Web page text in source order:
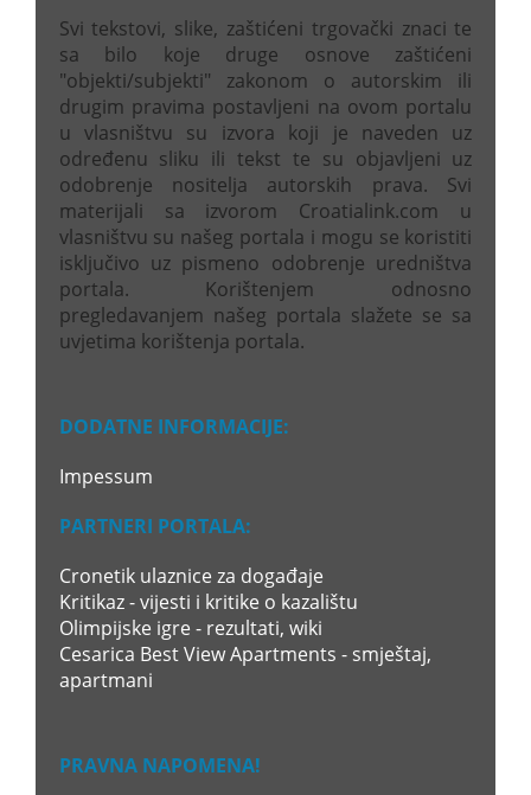
Svi tekstovi, slike, zaštićeni trgovački znaci te
sa bilo koje druge osnove zaštićeni
"objekti/subjekti" zakonom o autorskim ili
drugim pravima postavljeni na ovom portalu
u vlasništvu su izvora koji je naveden uz
određenu sliku ili tekst te su objavljeni uz
odobrenje nositelja autorskih prava. Svi
materijali sa izvorom Croatialink.com u
vlasništvu su našeg portala i mogu se koristiti
isključivo uz pismeno odobrenje uredništva
portala. Korištenjem odnosno
pregledavanjem našeg portala slažete se sa
uvjetima korištenja portala.
DODATNE INFORMACIJE:
Impessum
PARTNERI PORTALA:
Cronetik ulaznice za događaje
Kritikaz - vijesti i kritike o kazalištu
Olimpijske igre - rezultati, wiki
Cesarica Best View Apartments - smještaj,
apartmani
PRAVNA NAPOMENA!